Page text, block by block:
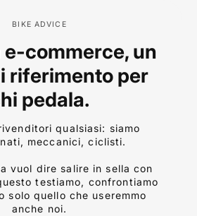
BIKE ADVICE
e-commerce, un
riferimento per
pedala.
qualsiasi: siamo
meccanici, ciclisti.
vuol dire salire in sella con
testiamo, confrontiamo
solo quello che useremmo
anche noi.